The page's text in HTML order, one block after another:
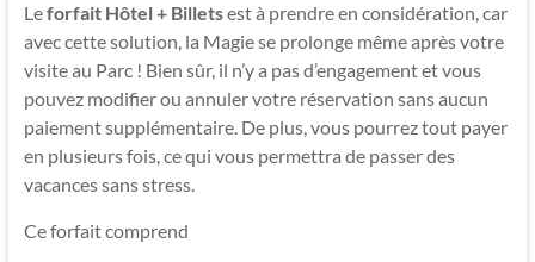
Leforfait Hôtel + Billetsest à prendre en considération, car
avec cette solution, la Magie se prolonge même après votre
visite au Parc ! Bien sûr, il n’y a pas d’engagement et vous
pouvez modifier ou annuler votre réservation sans aucun
paiement supplémentaire. De plus, vous pourrez tout payer
en plusieurs fois, ce qui vous permettra de passer des
vacances sans stress.
Ce forfait comprend